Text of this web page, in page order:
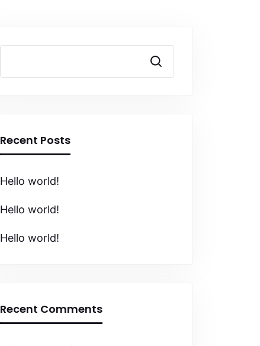
Suchen
Recent Posts
Hello world!
Hello world!
Hello world!
Recent Comments